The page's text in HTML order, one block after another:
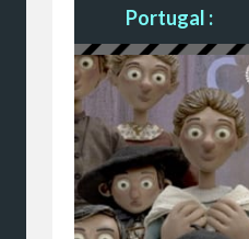
Portugal :